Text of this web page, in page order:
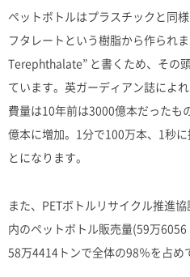
ペットボトルはプラスチックと同
フタレートという樹脂から作られ
Terephthalate” と書くため、その
ています。英ガーディアン誌によ
費量は10年前は3000億本だったも
億本に増加。1分で100万本、1秒
とになります。
また、PETボトルリサイクル推進
内のペットボトル販売量(59万
58万4414トンで全体の98％を占め